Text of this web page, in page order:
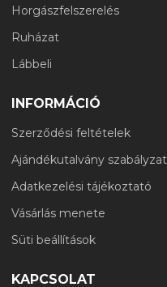
Horgászfelszerelés
Ruházat
Lábbeli
INFORMÁCIÓ
Szerződési feltételek
Ajándékutalvány szabályzat
Adatkezelési tájékoztató
Vásárlás menete
Süti beállítások
KAPCSOLAT